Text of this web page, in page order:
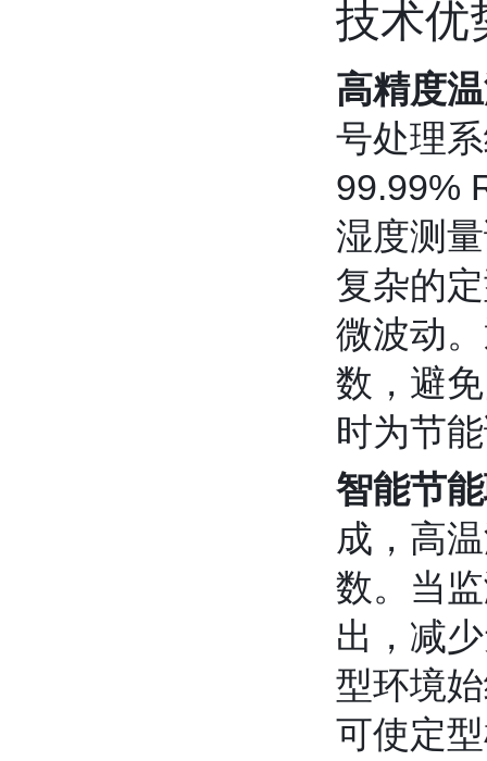
技术优
高精度
号处理
99.99%
湿度测
复杂的
微波动
数，避
时为节
智能节
成，高
数。当
出，减
型环境
可使定